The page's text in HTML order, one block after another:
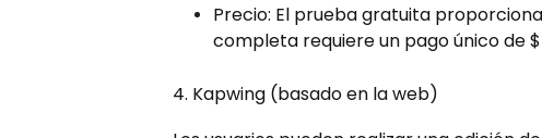
Precio: El prueba gratuita
completa requiere un pago único de $
4. Kapwing (basado en la web)